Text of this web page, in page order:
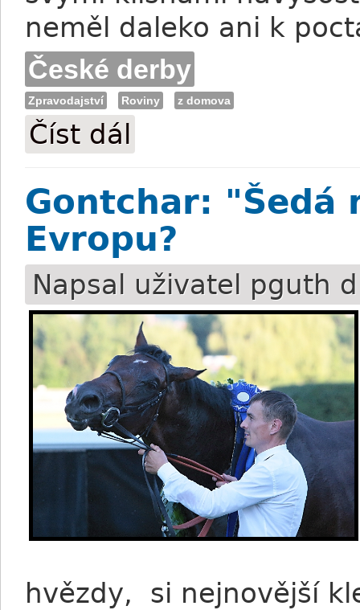
neměl daleko ani k
České derby
Zpravodajství Roviny z domova
Číst dál
Gontchar: "Šedá
Evropu?
Napsal uživatel pguth
hvězdy, si nejnovější